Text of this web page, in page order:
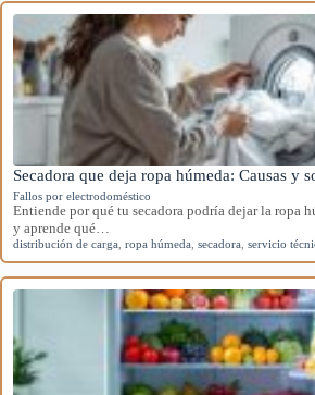
Secadora que deja ropa húmeda: Causas y
Fallos por electrodoméstico
Entiende por qué tu secadora podría dejar la ropa
y aprende qué…
distribución de carga ropa húmeda secadora servicio